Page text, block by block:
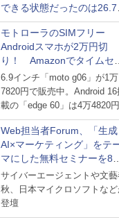
できる状態だったのは26.7
にとどまる～GMOブラン
セキュリティ調査
モトローラのSIMフリー
Androidスマホが2万円切
り！ Amazonでタイムセー
ル
6.9インチ「moto g06」が1万
7820円で販売中。Android 16
載の「edge 60」は4万4820円
Web担当者Forum、「生成
AI×マーケティング」をテ
マにした無料セミナーを8月
27日にオンライン開催
サイバーエージェントや文藝
秋、日本マイクロソフトな
登壇